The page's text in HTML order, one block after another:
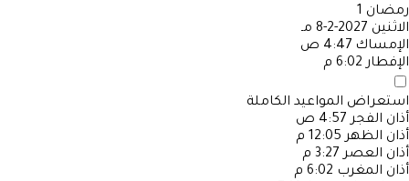
رمضان 1
الاثنين 2027-2-8 مـ
الإمساك 4:47 ص
الإفطار 6:02 م
استعراض المواعيد الكاملة
أذان الفجر 4:57 ص
أذان الظهر 12:05 م
أذان العصر 3:27 م
أذان المغرب 6:02 م